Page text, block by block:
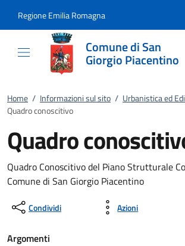
Regione Emilia Romagna
Comune di San
Giorgio Piacentino
Home / Informazioni sul sito / Urbanistica ed
Quadro conoscitivo
Quadro
Quadro Conoscitivo del Piano Strutturale
Comune di San Giorgio Piacentino
Condividi Azioni
Argomenti